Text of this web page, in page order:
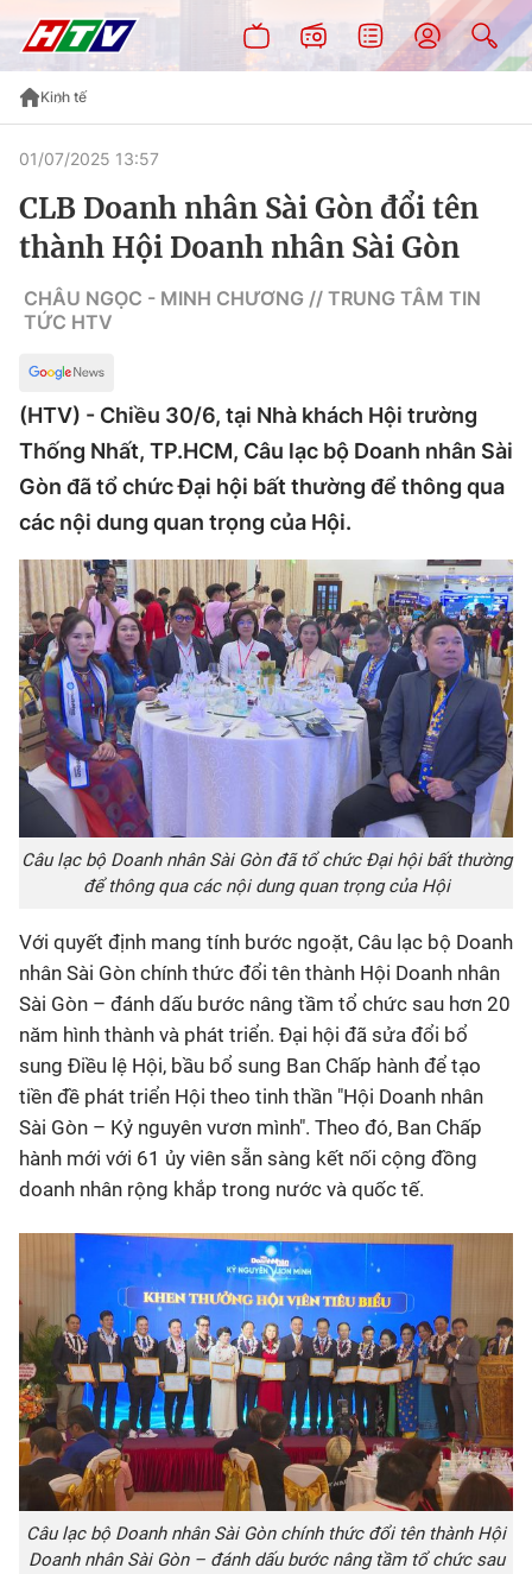
Kinh tế
01/07/2025 13:57
CLB Doanh nhân Sài Gòn đổi tên
thành Hội Doanh nhân Sài Gòn
CHÂU NGỌC - MINH CHƯƠNG // TRUNG TÂM TIN
TỨC HTV
(HTV) - Chiều 30/6, tại Nhà khách Hội trường
Thống Nhất, TP.HCM, Câu lạc bộ Doanh nhân Sài
Gòn đã tổ chức Đại hội bất thường để thông qua
các nội dung quan trọng của Hội.
Câu lạc bộ Doanh nhân Sài Gòn đã tổ chức Đại hội bất thường
để thông qua các nội dung quan trọng của Hội
Với quyết định mang tính bước ngoặt, Câu lạc bộ Doanh
nhân Sài Gòn chính thức đổi tên thành Hội Doanh nhân
Sài Gòn – đánh dấu bước nâng tầm tổ chức sau hơn 20
năm hình thành và phát triển. Đại hội đã sửa đổi bổ
sung Điều lệ Hội, bầu bổ sung Ban Chấp hành để tạo
tiền đề phát triển Hội theo tinh thần "Hội Doanh nhân
Sài Gòn – Kỷ nguyên vươn mình". Theo đó, Ban Chấp
hành mới với 61 ủy viên sẵn sàng kết nối cộng đồng
doanh nhân rộng khắp trong nước và quốc tế.
Câu lạc bộ Doanh nhân Sài Gòn chính thức đổi tên thành Hội
Doanh nhân Sài Gòn – đánh dấu bước nâng tầm tổ chức sau